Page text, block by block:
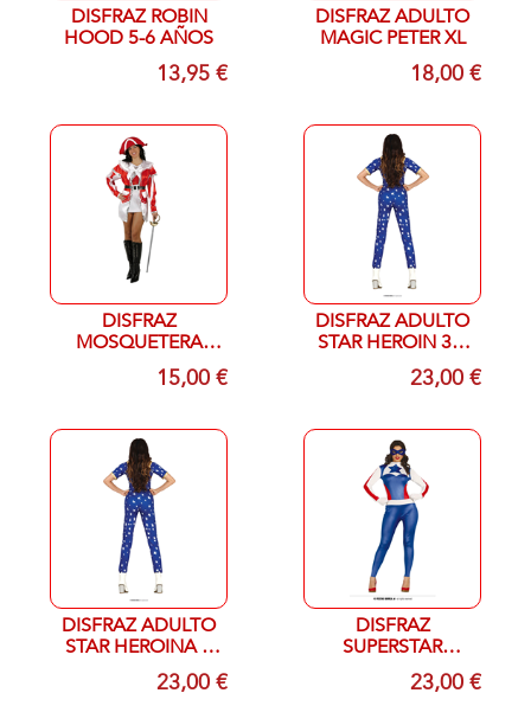
DISFRAZ ROBIN
HOOD 5-6 AÑOS
13,95 €
DISFRAZ ADULTO
MAGIC PETER XL
18,00 €
DISFRAZ
MOSQUETERA
ADULTO T M-L
15,00 €
DISFRAZ ADULTO
STAR HEROIN 36-
23,00 €
DISFRAZ ADULTO
STAR HEROINA T
38-40 M23,00 €
DISFRAZ
SUPERSTAR
ADULTO T-M 38-40
23,00 €